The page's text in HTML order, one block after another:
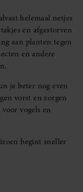
helemaal netjes
en afgestorven
aan planten tegen
en andere
je beter nog even
vorst en zorgen
vogels en
begint sneller